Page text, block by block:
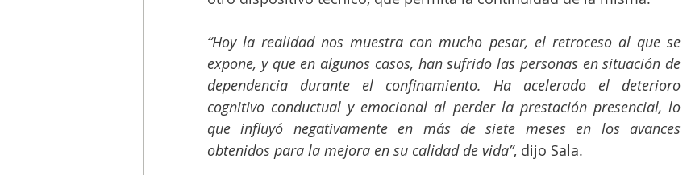
“Hoy la realidad nos muestra con mucho pesar, el retroceso al que se
expone, y que en algunos casos, han sufrido las personas en situación de
dependencia durante el confinamiento. Ha acelerado el deterioro
cognitivo conductual y emocional al perder la prestación presencial, lo
que influyó negativamente en más de siete meses en los avances
obtenidos para la mejora en su calidad de vida”, dijo Sala.